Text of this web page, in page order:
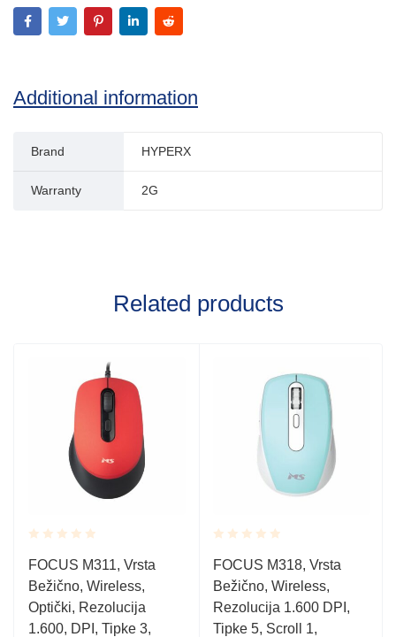
Additional information
Brand HYPERX
Warranty 2G
Related products
Rated
0.001
out
of
5
FOCUS M311, Vrsta
Bežično, Wireless,
Optički, Rezolucija
1.600, DPI, Tipke 3,
Rated
0.001
out
of
5
FOCUS M318, Vrsta
Bežično, Wireless,
Rezolucija 1.600 DPI,
Tipke 5, Scroll 1,